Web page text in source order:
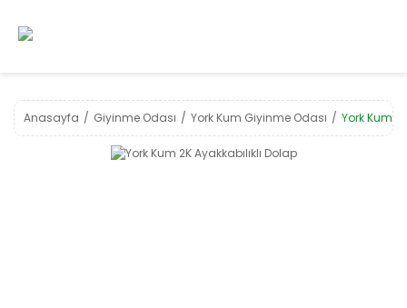
Anasayfa Giyinme Odası York Kum Giyinme Odası York Kum